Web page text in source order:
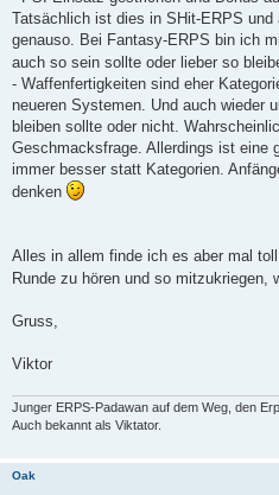
Tatsächlich ist dies in SHit-ERPS
genauso. Bei Fantasy-ERPS bin ich
auch so sein sollte oder lieber so
- Waffenfertigkeiten sind eher
neueren Systemen. Und auch wieder
bleiben sollte oder nicht.
Geschmacksfrage. Allerdings ist eine
immer besser statt Kategorien.
denken
Alles in allem finde ich es aber mal
Runde zu hören und so mitzukriegen,
Gruss,
Viktor
Junger ERPS-Padawan auf dem Weg, den
Auch bekannt als Viktator.
Oak